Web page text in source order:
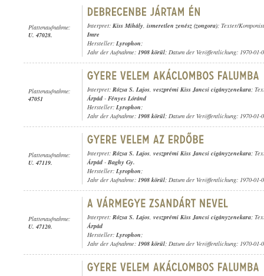
Plattenaufnahme:
U. 47028.
Interpret: Kiss Mihály, ismeretlen zenész (zongora); Texter/
Imre
Hersteller: Lyrophon;
Jahr der Aufnahme: 1908 körül; Datum der Veröffentlichung: 1970-01-
Plattenaufnahme:
47051
Interpret: Rózsa S. Lajos, veszprémi Kiss Jancsi cigányzenekara;
Árpád- Fényes Lóránd
Hersteller: Lyrophon;
Jahr der Aufnahme: 1908 körül; Datum der Veröffentlichung: 1970-01-
Plattenaufnahme:
U. 47119.
Interpret: Rózsa S. Lajos, veszprémi Kiss Jancsi cigányzenekara;
Árpád- Baghy Gy.
Hersteller: Lyrophon;
Jahr der Aufnahme: 1908 körül; Datum der Veröffentlichung: 1970-01-
Plattenaufnahme:
U. 47120.
Interpret: Rózsa S. Lajos, veszprémi Kiss Jancsi cigányzenekara;
Árpád
Hersteller: Lyrophon;
Jahr der Aufnahme: 1908 körül; Datum der Veröffentlichung: 1970-01-